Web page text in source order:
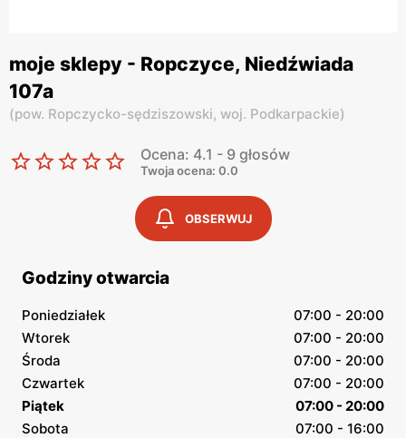
moje sklepy - Ropczyce, Niedźwiada
107a
(pow. Ropczycko-sędziszowski, woj. Podkarpackie)
Ocena: 4.1 - 9 głosów
Twoja ocena: 0.0
OBSERWUJ
Godziny otwarcia
Poniedziałek
07:00 - 20:00
Wtorek
07:00 - 20:00
Środa
07:00 - 20:00
Czwartek
07:00 - 20:00
Piątek
07:00 - 20:00
Sobota
07:00 - 16:00